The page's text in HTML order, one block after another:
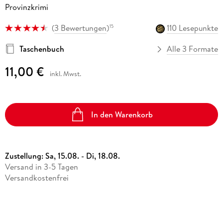
Provinzkrimi
(3 Bewertungen)15
110 Lesepunkte
Taschenbuch
Alle 3 Formate
11,00 € inkl. Mwst.
In den Warenkorb
Zustellung:Sa, 15.08. - Di, 18.08.
Versand in 3-5 Tagen
Versandkostenfrei